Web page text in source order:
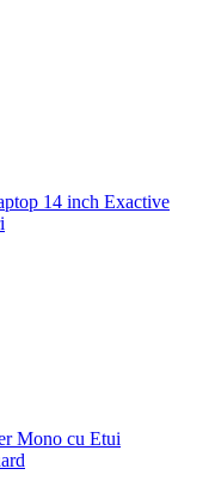
14 inch Exactive
Mono cu Etui